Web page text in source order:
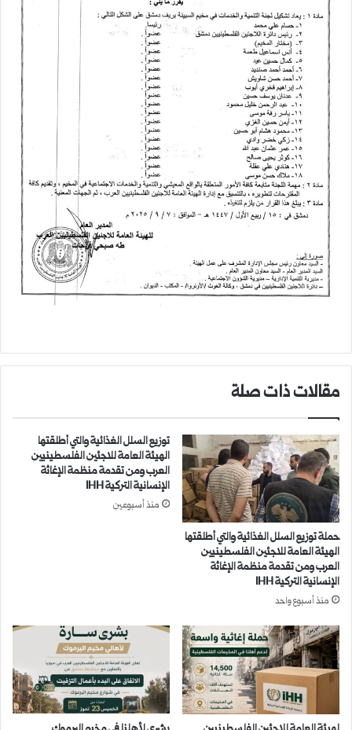
مقالات ذات صلة
حملة توزيع السلل الغذائية والتي أطلقتها
الهيئة العامة للاجئين الفلسطينيين
العرب ومن تقدمة منظمة الإغاثة
الإنسانية التركية IHH
منذ أسبوع واحد
توزيع السلل الغذائية والتي أطلقتها
الهيئة العامة للاجئين الفلسطينيين
العرب ومن تقدمة منظمة الإغاثة
الإنسانية التركية IHH
منذ أسبوعين